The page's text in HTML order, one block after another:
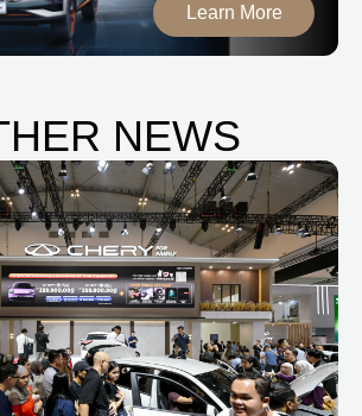
Learn More
NEWS